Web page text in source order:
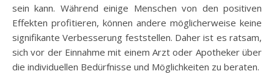
sein kann. Während einige Menschen von den positiven
Effekten profitieren, können andere möglicherweise keine
signifikante Verbesserung feststellen. Daher ist es ratsam,
sich vor der Einnahme mit einem Arzt oder Apotheker über
die individuellen Bedürfnisse und Möglichkeiten zu beraten.